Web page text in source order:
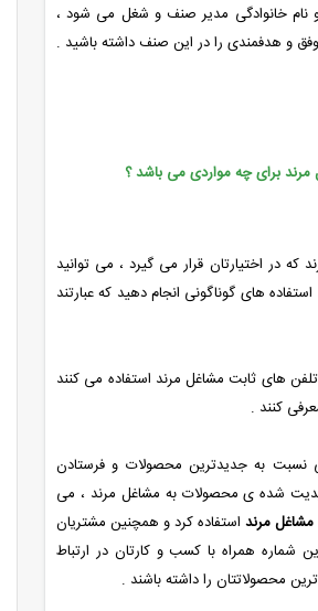
نام خانوادگی مدیر صنف و شغل می شود ،
موفق و هدفمندی را در این صنف داشته باشید .
مرند برای چه مواردی می باشد ؟
که در اختیارتان قرار می گیرد ، می توانید
های گوناگونی انجام دهید که عبارتند
تلفن های ثابت مشاغل مرند استفاده می کنند
کنند .
نسبت به جدیدترین محصولات و فرستادن
شده ی محصولات به مشاغل مرند ، می
مشاغل مرند استفاده کرد و همچنین مشتریان
شماره همراه با کسب و کارتان در ارتباط
محصولاتتان را داشته باشند .